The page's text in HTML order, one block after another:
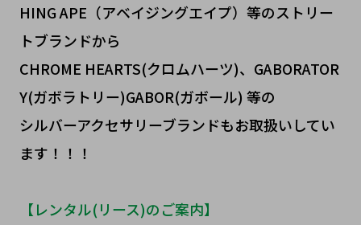
HING APE（アベイジングエイプ）等のストリー
トブランドから
CHROME HEARTS(クロムハーツ)、GABORATOR
Y(ガボラトリー)GABOR(ガボール) 等の
シルバーアクセサリーブランドもお取扱いしてい
ます！！！
【レンタル(リース)のご案内】